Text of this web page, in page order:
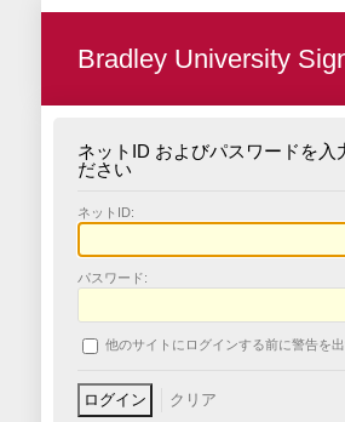
Bradley University
ネットID およびパスワードを入
ださい
ネットID:
パスワード:
他のサイトにログインする前に警告を出